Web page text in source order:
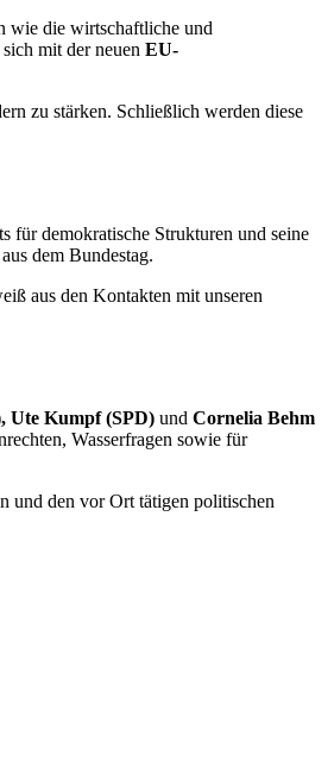
wie die wirtschaftliche und
mit der neuen EU-
zu stärken. Schließlich werden diese
für demokratische Strukturen und seine
dem Bundestag.
aus den Kontakten mit unseren
Ute Kumpf (SPD) und Cornelia Behm
Wasserfragen sowie für
und den vor Ort tätigen politischen